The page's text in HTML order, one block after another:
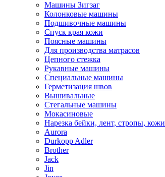
Машины Зигзаг
Колонковые машины
Подшивочные машины
Спуск края кожи
Поясные машины
Для производства матрасов
Цепного стежка
Рукавные машины
Специальные машины
Герметизация швов
Вышивальные
Стегальные машины
Мокасиновые
Нарезка бейки, лент, стропы, кожи
Aurora
Durkopp Adler
Brother
Jack
Jin